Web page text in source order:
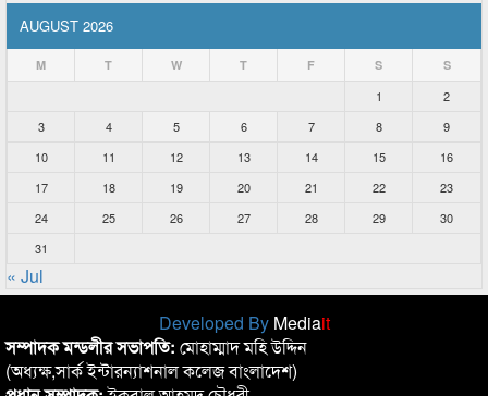
AUGUST 2026
M T W T F S S
1
2
3
4 5 6 7 8
9
10
11 12 13 14 15
16
17
18 19 20 21 22
23
24
25 26 27 28 29
30
31
« Jul
Developed By Mediait
সম্পাদক মন্ডলীর সভাপতি: মোহাম্মাদ মহি উদ্দিন
(অধ্যক্ষ,সার্ক ইন্টারন্যাশনাল কলেজ বাংলাদেশ)